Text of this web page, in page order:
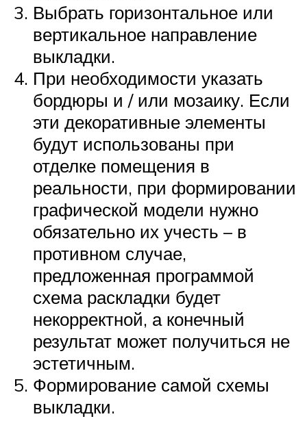
Выбрать горизонтальное или
вертикальное направление
выкладки.
При необходимости указать
бордюры и / или мозаику. Если
эти декоративные элементы
будут использованы при
отделке помещения в
реальности, при формировании
графической модели нужно
обязательно их учесть – в
противном случае,
предложенная программой
схема раскладки будет
некорректной, а конечный
результат может получиться не
эстетичным.
Формирование самой схемы
выкладки.